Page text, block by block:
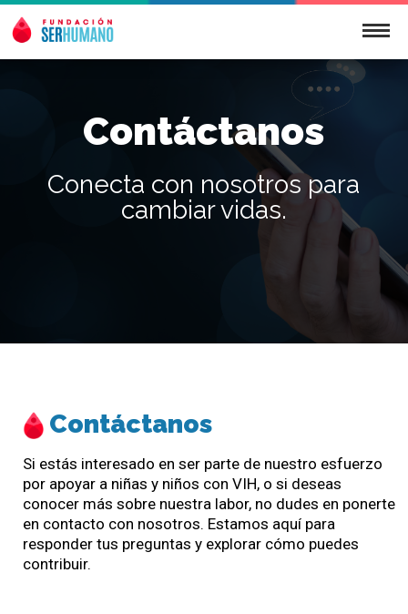
Conecta con nosotros para
cambiar vidas.
Contáctanos
Contáctanos
Si estás interesado en ser parte de nuestro esfuerzo
por apoyar a niñas y niños con VIH, o si deseas
conocer más sobre nuestra labor, no dudes en ponerte
en contacto con nosotros. Estamos aquí para
responder tus preguntas y explorar cómo puedes
contribuir.